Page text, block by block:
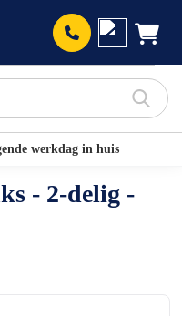
werkdag in huis
- 2-delig -